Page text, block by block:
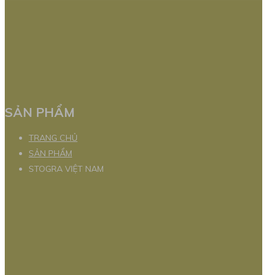
SẢN PHẨM
TRANG CHỦ
SẢN PHẨM
STOGRA VIỆT NAM